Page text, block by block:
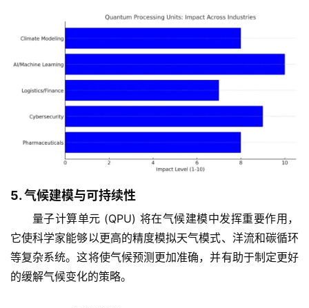
5. 气候建模与可持续性
量子计算单元 (QPU) 将在气候建模中发挥重要作用，
它使科学家能够以更高的精度模拟天气模式、洋流和碳循环
等复杂系统。这将使气候预测更加准确，并有助于制定更好
的缓解气候变化的策略。